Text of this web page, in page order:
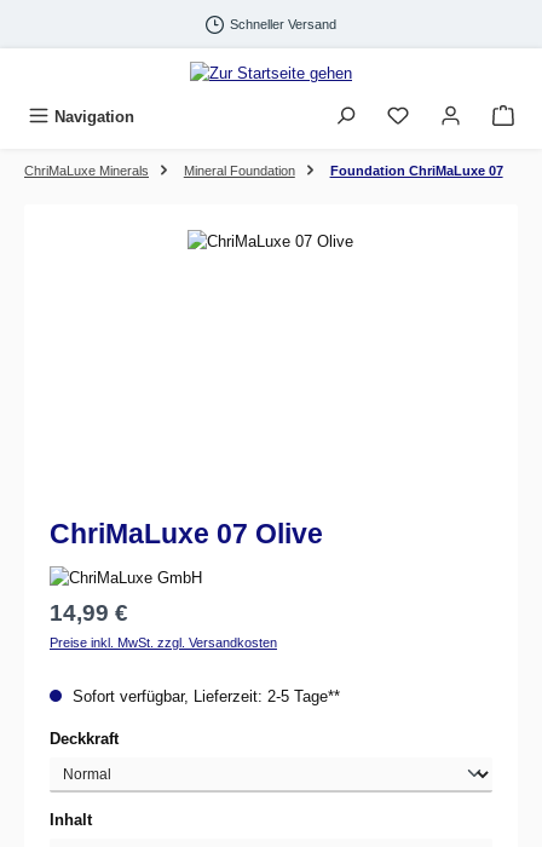
Schneller Versand
Navigation
ChriMaLuxe Minerals Mineral Foundation Foundation ChriMaLuxe 07
Bildergalerie überspringen
ChriMaLuxe 07 Olive
Regulärer Preis:
14,99 €
Preise inkl. MwSt. zzgl. Versandkosten
Sofort verfügbar, Lieferzeit: 2-5 Tage**
Deckkraftauswählen
Inhaltauswählen